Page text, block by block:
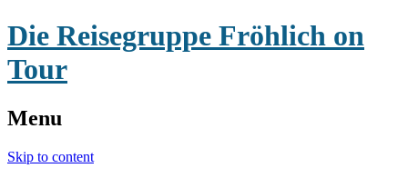
Die Reisegruppe Fröhlich on
Tour
Menu
Skip to content